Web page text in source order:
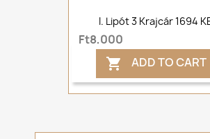
I. Lipót 3 Krajcár 1694
Ft8,000
 ADD TO CART